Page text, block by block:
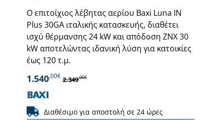
Ο επιτοίχιος λέβητας αερίου Baxi Luna IN
Plus 30GA ιταλικής κατασκευής, διαθέτει
ισχύ θέρμανσης 24 kW και απόδοση ΖΝΧ 30
kW αποτελώντας ιδανική λύση για κατοικίες
έως 120 τ.μ.
1.540,00€ 2.349,00€
Διαθέσιμο για αποστολή σε 24 ώρες